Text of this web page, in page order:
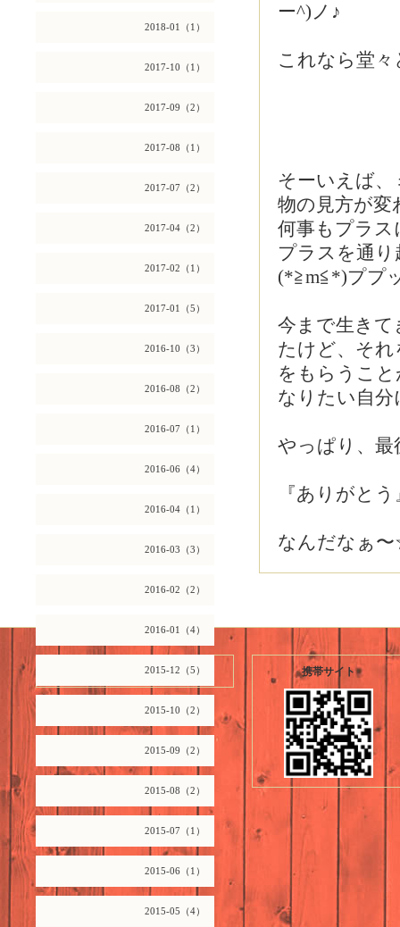
2018-01（1）
2017-10（1）
2017-09（2）
2017-08（1）
2017-07（2）
2017-04（2）
2017-02（1）
2017-01（5）
2016-10（3）
2016-08（2）
2016-07（1）
2016-06（4）
2016-04（1）
2016-03（3）
2016-02（2）
2016-01（4）
2015-12（5）
2015-10（2）
2015-09（2）
2015-08（2）
2015-07（1）
2015-06（1）
2015-05（4）
ー^)ノ♪
これなら堂
そーいえば
物の見方が
何事もプラ
プラスを通
(*≧m≦*)ププ
今まで生き
たけど、そ
をもらうこ
なりたい自
やっぱり、最
『ありがとう
なんだなぁ
2026.08.08 Saturday 携帯サイト